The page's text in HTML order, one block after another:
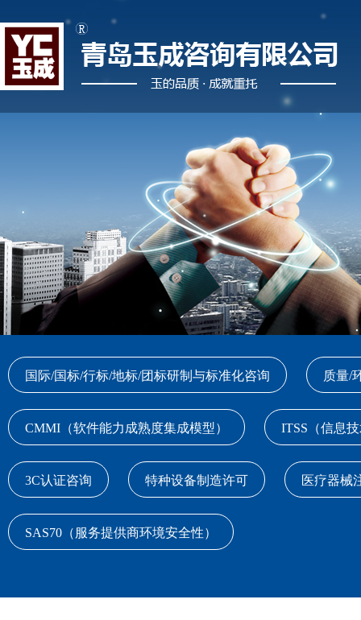
国际/国标/行标/地标/团标研制与标准化咨询 质量/
CMMI（软件能力成熟度集成模型） ITSS（信息
3C认证咨询 特种设备制造许可 医疗器械
SAS70（服务提供商环境安全性）